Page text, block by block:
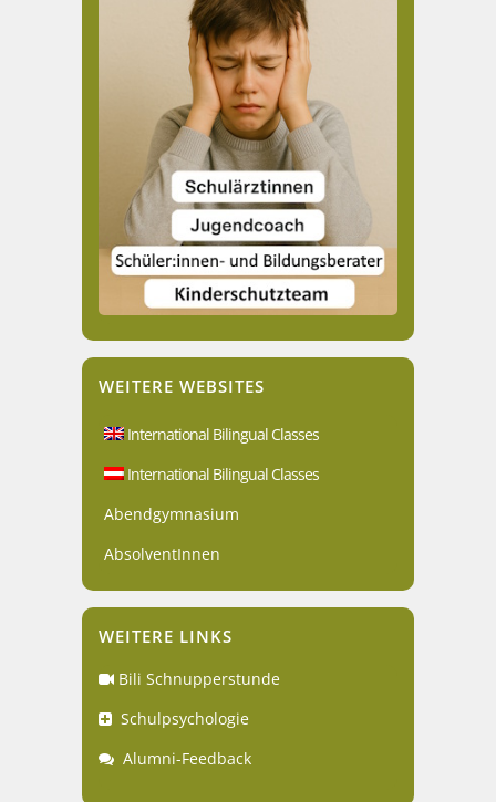
WEITERE WEBSITES
International Bilingual Classes
International Bilingual Classes
Abendgymnasium
AbsolventInnen
WEITERE LINKS
Bili Schnupperstunde
Schulpsychologie
Alumni-Feedback